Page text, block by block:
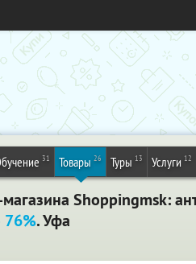
31 Товары 26 Туры 13 Услуги 12
Shoppingmsk:
76%. Уфа